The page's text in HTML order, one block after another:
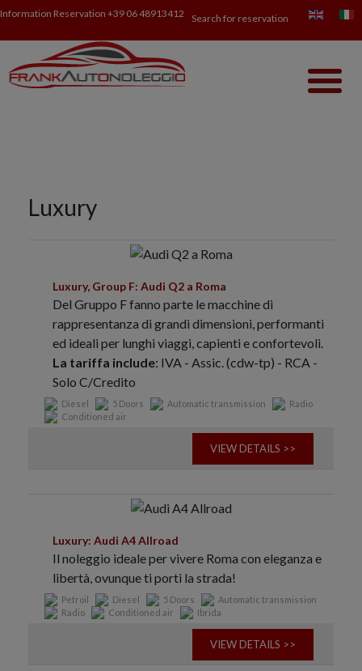
Information Reservation +39 06 48913412 Search for reservation
Luxury
Luxury, Group F: Audi Q2 a Roma
Del Gruppo F fanno parte le macchine di
rappresentanza di grandi dimensioni, performanti
ed ideali per lunghi viaggi, capienti e confortevoli.
La tariffa include: IVA - Assic. (cdw-tp) - RCA -
Solo C/Credito
Diesel 5 Doors Automatic transmission
Radio
Conditioned air
VIEW DETAILS >>
Luxury: Audi A4 Allroad
Il noleggio ideale per vivere Roma con eleganza e
libertà, ovunque ti porti la strada!
Petroil Diesel 5 Doors
Automatic transmission
Radio
Conditioned air Ibrida
VIEW DETAILS >>